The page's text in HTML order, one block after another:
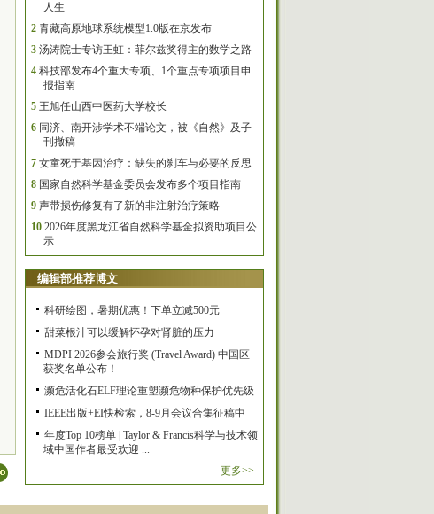
人生
2 青藏高原地球系统模型1.0版在京发布
3 汤涛院士专访王虹：菲尔兹奖得主的数学之路
4 科技部发布4个重大专项、1个重点专项项目申
报指南
5 王旭任山西中医药大学校长
6 同济、南开涉学术不端论文，被《自然》及子
刊撤稿
7 女童死于基因治疗：缺失的刹车与必要的反思
8 国家自然科学基金委员会发布多个项目指南
9 声带损伤修复有了新的非注射治疗策略
10 2026年度黑龙江省自然科学基金拟资助项目公
示
编辑部推荐博文
科研绘图，暑期优惠！下单立减500元
甜菜根汁可以缓解怀孕对肾脏的压力
MDPI 2026参会旅行奖 (Travel Award) 中国区
获奖名单公布！
濒危活化石ELF理论重塑濒危物种保护优先级
IEEE出版+EI快检索，8-9月会议合集征稿中
年度Top 10榜单 | Taylor & Francis科学与技术领
域中国作者最受欢迎 ...
更多>>